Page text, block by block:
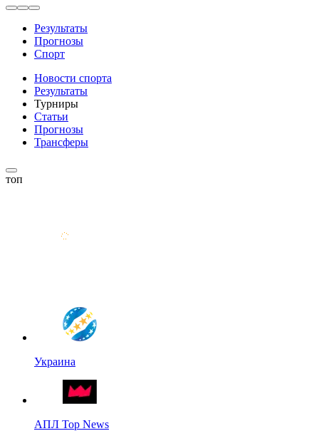
Результаты
Прогнозы
Спорт
Новости спорта
Результаты
Турниры
Статьи
Прогнозы
Трансферы
топ
Украина
АПЛ Top News